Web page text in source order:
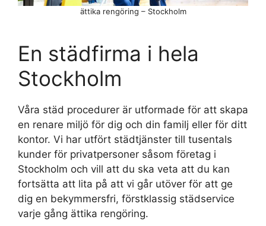
En städfirma i hela
Stockholm
Våra städ procedurer är utformade för att skapa
en renare miljö för dig och din familj eller för ditt
kontor. Vi har utfört städtjänster till tusentals
kunder för privatpersoner såsom företag i
Stockholm och vill att du ska veta att du kan
fortsätta att lita på att vi går utöver för att ge
dig en bekymmersfri, förstklassig städservice
varje gång ättika rengöring.
ättika rengöring – Stockholm